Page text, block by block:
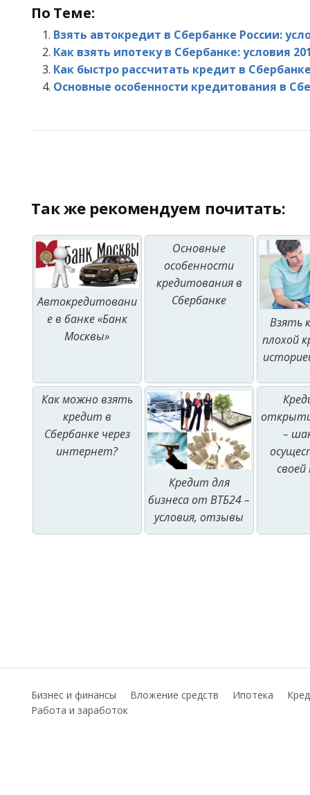
По Теме:
Взять автокредит в Сбербанке России:
Как взять ипотеку в Сбербанке: условия
Как быстро рассчитать кредит в
Основные особенности кредитования в
Так же рекомендуем почитать:
Автокредитовани
е в банке «Банк
Москвы»
Основные
особенности
кредитования в
Сбербанке
Взять
плохой
Как можно взять
кредит в
Cбербанке через
интернет?
Кредит для
бизнеса от ВТБ24 –
условия, отзывы
–
Бизнес и финансы Вложение средств Ипотека
Работа и заработок